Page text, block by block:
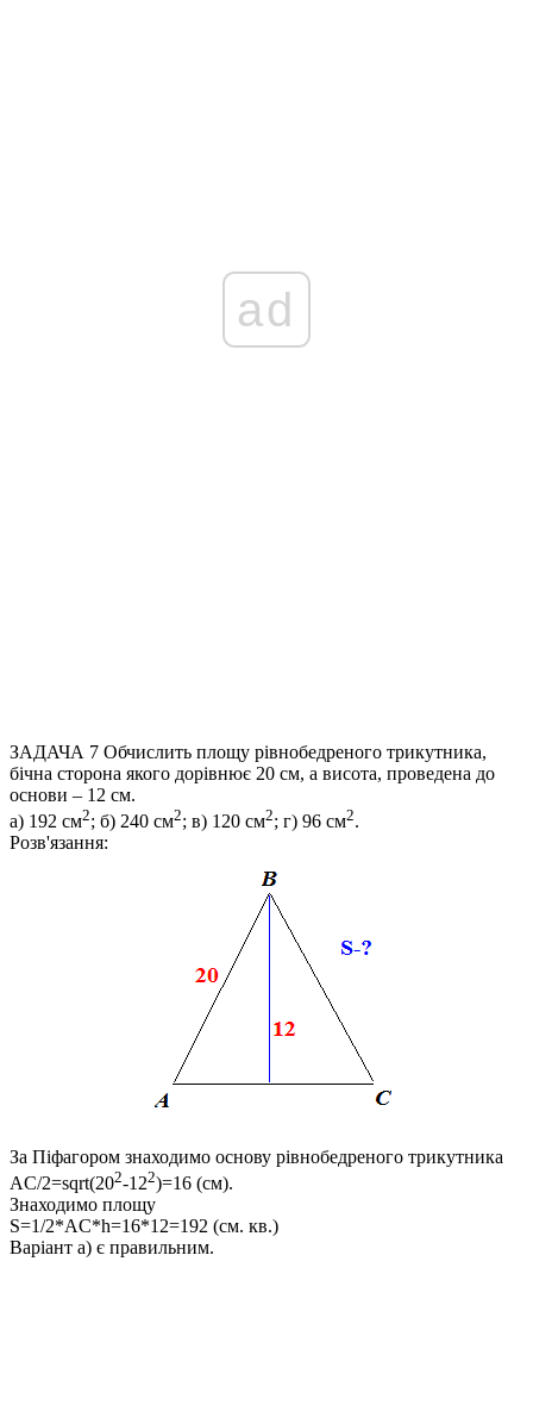
ad
ЗАДАЧА 7 Обчислить площу рівнобедреного трикутника,
бічна сторона якого дорівнює 20 см, а висота, проведена до
основи – 12 см.
а) 192 см2; б) 240 см2; в) 120 см2; г) 96 см2.
Розв'язання:
За Піфагором знаходимо основу рівнобедреного трикутника
AC/2=sqrt(202-122)=16 (см).
Знаходимо площу
S=1/2*AC*h=16*12=192 (см. кв.)
Варіант а) є правильним.